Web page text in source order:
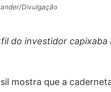
Divulgação
do investidor
mostra que a